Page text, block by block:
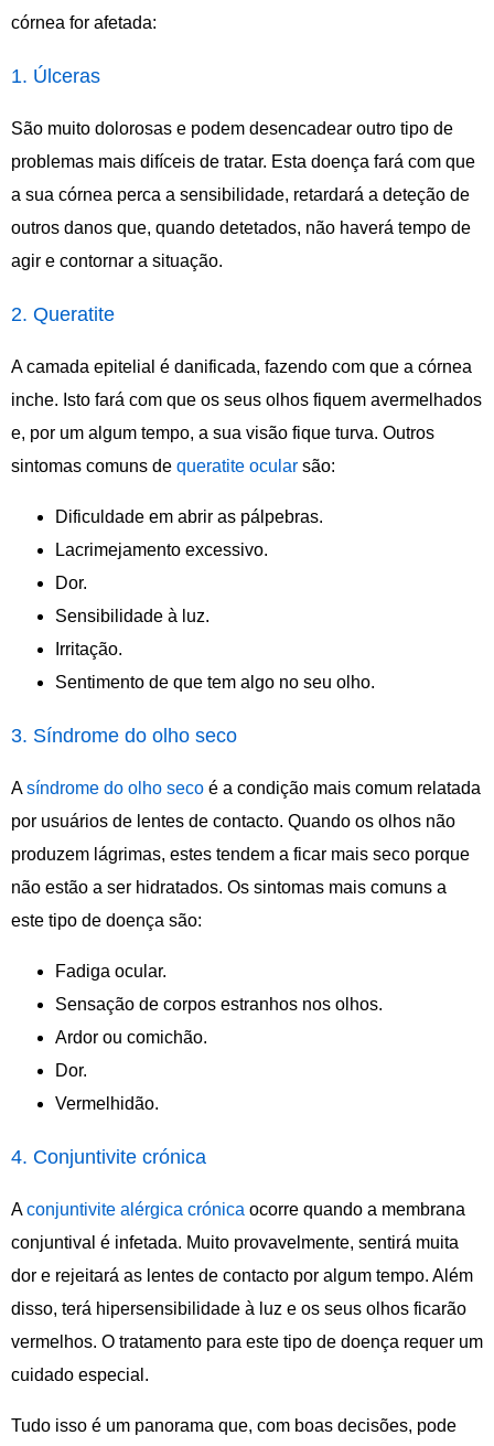
córnea for afetada:
1. Úlceras
São muito dolorosas e podem desencadear outro tipo de
problemas mais difíceis de tratar. Esta doença fará com que
a sua córnea perca a sensibilidade, retardará a deteção de
outros danos que, quando detetados, não haverá tempo de
agir e contornar a situação.
2. Queratite
A camada epitelial é danificada, fazendo com que a córnea
inche. Isto fará com que os seus olhos fiquem avermelhados
e, por um algum tempo, a sua visão fique turva. Outros
sintomas comuns de queratite ocular são:
Dificuldade em abrir as pálpebras.
Lacrimejamento excessivo.
Dor.
Sensibilidade à luz.
Irritação.
Sentimento de que tem algo no seu olho.
3. Síndrome do olho seco
Asíndrome do olho seco é a condição mais comum relatada
por usuários de lentes de contacto. Quando os olhos não
produzem lágrimas, estes tendem a ficar mais seco porque
não estão a ser hidratados. Os sintomas mais comuns a
este tipo de doença são:
Fadiga ocular.
Sensação de corpos estranhos nos olhos.
Ardor ou comichão.
Dor.
Vermelhidão.
4. Conjuntivite crónica
Aconjuntivite alérgica crónica ocorre quando a membrana
conjuntival é infetada. Muito provavelmente, sentirá muita
dor e rejeitará as lentes de contacto por algum tempo. Além
disso, terá hipersensibilidade à luz e os seus olhos ficarão
vermelhos. O tratamento para este tipo de doença requer um
cuidado especial.
Tudo isso é um panorama que, com boas decisões, pode